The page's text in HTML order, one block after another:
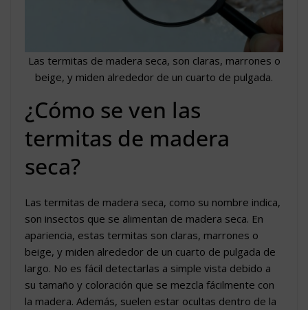
Las termitas de madera seca, son claras, marrones o
beige, y miden alrededor de un cuarto de pulgada.
¿Cómo se ven las
termitas de madera
seca?
Las termitas de madera seca, como su nombre indica,
son insectos que se alimentan de madera seca. En
apariencia, estas termitas son claras, marrones o
beige, y miden alrededor de un cuarto de pulgada de
largo. No es fácil detectarlas a simple vista debido a
su tamaño y coloración que se mezcla fácilmente con
la madera. Además, suelen estar ocultas dentro de la